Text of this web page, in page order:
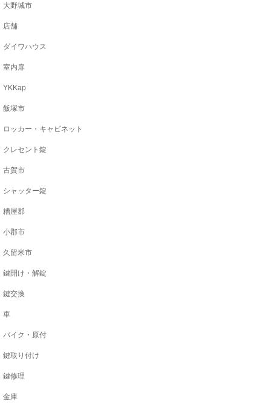
大野城市
店舗
ダイワハウス
室内扉
YKKap
飯塚市
ロッカー・キャビネット
クレセント錠
古賀市
シャッター錠
糟屋郡
小郡市
久留米市
鍵開け・解錠
鍵交換
車
バイク・原付
鍵取り付け
鍵修理
金庫